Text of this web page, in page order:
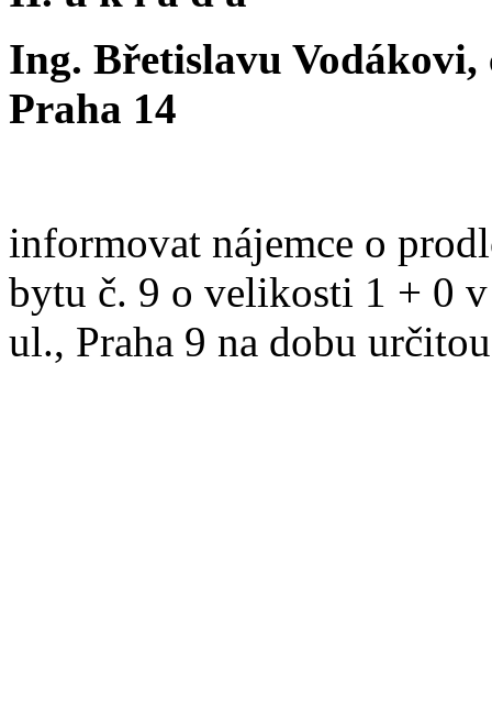
Ing. Břetislavu Vodákovi,
Praha 14
informovat nájemce o
bytu č. 9 o velikosti 1 + 0
ul., Praha 9 na dobu